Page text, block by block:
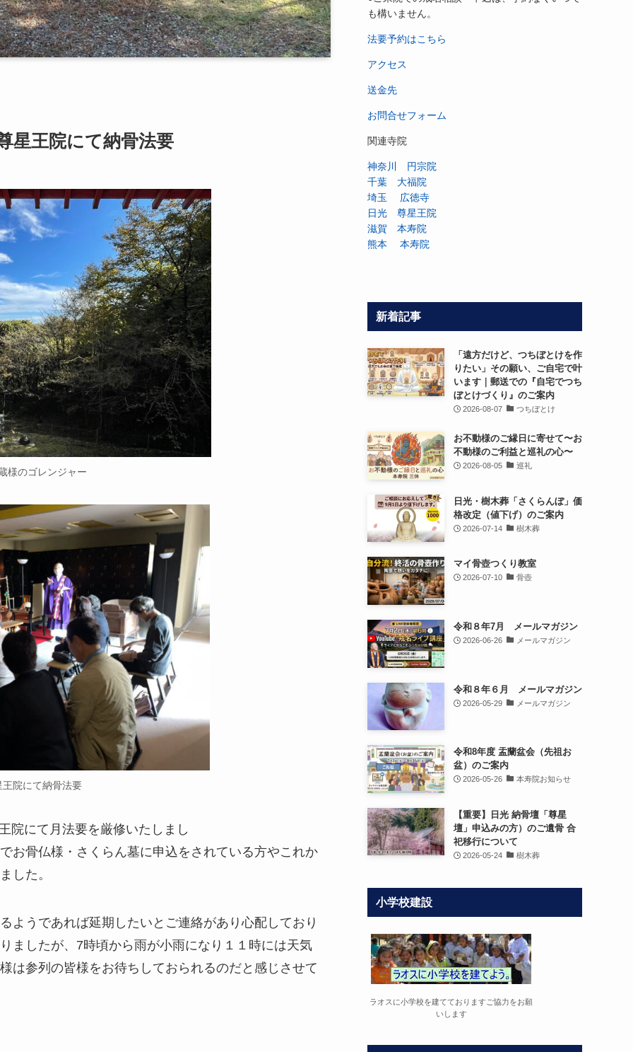
星王院にて納骨法要
様のゴレンジャー
王院にて納骨法要
にて月法要を厳修いたしまし
墓に申込をされている方やこれか
した。
ようであれば延期したいとご連絡があり心配しており
たが、7時頃から雨が小雨になり１１時には天気
様をお待ちしておられるのだと感じさせて
も構いません。
法要予約はこちら
アクセス
送金先
お問合せフォーム
関連寺院
神奈川 円宗院
千葉 大福院
埼玉 広徳寺
日光 尊星王院
滋賀 本寿院
熊本 本寿院
新着記事
「遠方だけど、つちぼとけを作
りたい」その願い、ご自宅で叶
います｜郵送での『自宅でつち
ぼとけづくり』のご案内
2026-08-07 つちぼとけ
お不動様のご縁日に寄せて〜お
不動様のご利益と巡礼の心〜
2026-08-05 巡礼
日光・樹木葬「さくらんぼ」価
格改定（値下げ）のご案内
2026-07-14 樹木葬
マイ骨壺つくり教室
2026-07-10 骨壺
令和８年7月 メールマガジン
2026-06-26 メールマガジン
令和８年６月 メールマガジン
2026-05-29 メールマガジン
令和8年度 盂蘭盆会（先祖お
盆）のご案内
2026-05-26 本寿院お知らせ
【重要】日光 納骨壇「尊星
壇」申込みの方）のご遺骨 合
祀移行について
2026-05-24 樹木葬
小学校建設
ラオスに小学校を建てておりますご協力をお願
いします